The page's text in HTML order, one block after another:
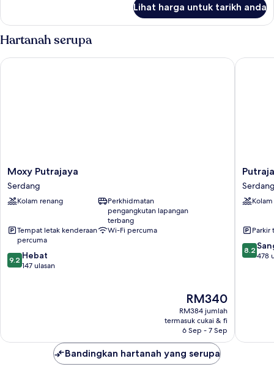
(King),
Non
Smoking,
Golf
Room,
Katil
(King),
Lihat harga untuk tarikh anda
Hartanah serupa
Moxy
Putrajaya
Serdang
Moxy Putrajaya
Serdang
Kolam renang
Perkhidmatan
pengangkutan lapangan
terbang
Tempat letak kenderaan
percuma
Wi-Fi percuma
9.2
daripada
9.2 Hebat
147 ulasan
Harga
ialah
RM340
RM340
RM384 jumlah
termasuk cukai & fi
6 Sep - 7 Sep
Moxy Putrajaya
Marriott
Hotel
Serdang
Parkir
8.2
8.2
478
Bandingkan hartanah yang serupa